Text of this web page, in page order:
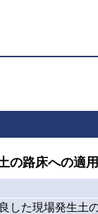
路床への適
した現場発生土